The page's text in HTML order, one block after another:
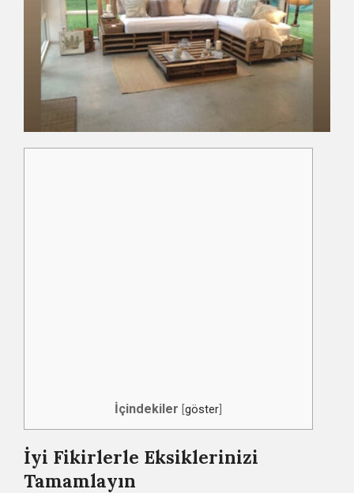
İçindekiler göster
İyi Fikirlerle Eksiklerinizi
Tamamlayın